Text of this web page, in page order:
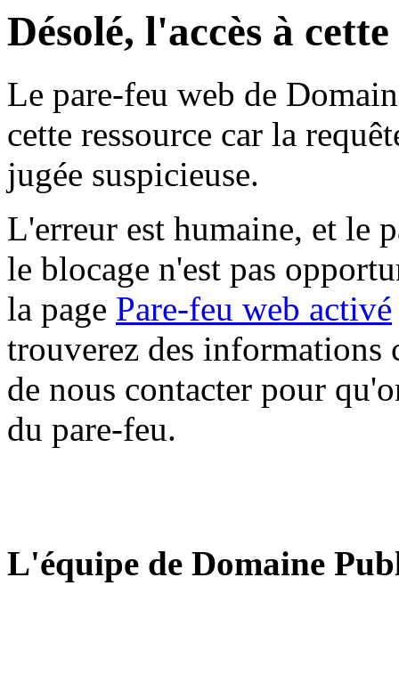
Désolé, l'accès à
Le pare-feu web de
cette ressource car la
jugée suspicieuse.
L'erreur est humaine, et le
le blocage n'est pas
la page Pare-feu web activé
trouverez des informations
de nous contacter pour
du pare-feu.
L'équipe de Domaine